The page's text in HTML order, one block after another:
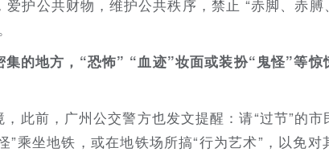
护公共财物，维护公共秩序，禁止 “赤脚、赤
的地方，“恐怖” “血迹”妆面或装扮“鬼怪”等
此前，广州公交警方也发文提醒：请“过节”的市
”乘坐地铁，或在地铁场所搞“行为艺术”，以免